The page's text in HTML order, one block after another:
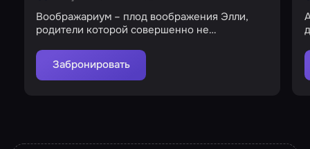
Воображариум – плод воображения Элли,
родители которой совершенно не
Забронировать